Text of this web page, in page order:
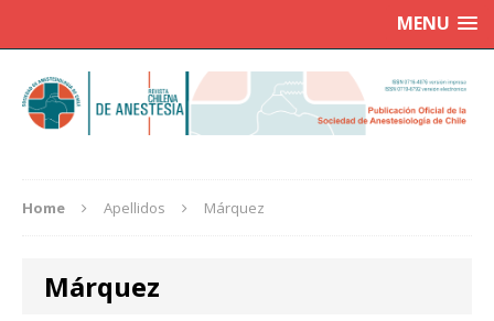
MENU
Home Apellidos Márquez
Márquez